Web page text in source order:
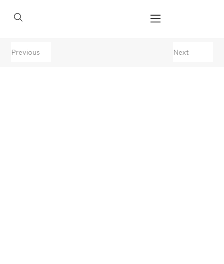
Previous Next